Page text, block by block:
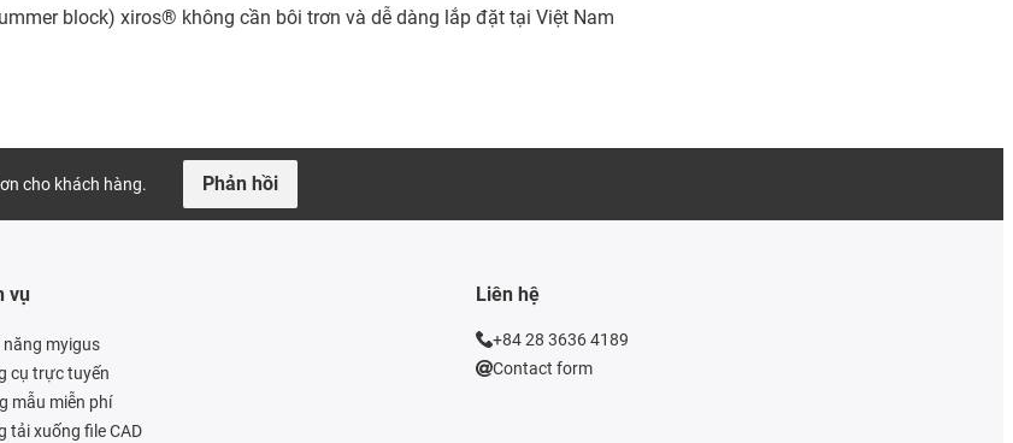
block) xiros® không cần bôi trơn và dễ dàng lắp đặt tại Việt Nam
cho khách hàng. Phản hồi
vụ
năng myigus
cụ trực tuyến
mẫu miễn phí
tải xuống file CAD
Liên hệ
+84 28 3636 4189
Contact form